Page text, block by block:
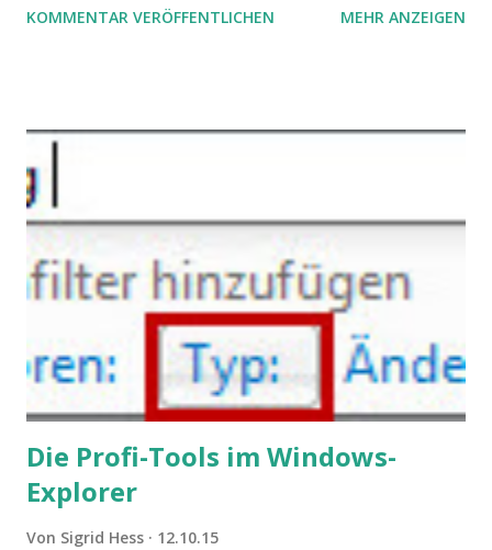
gleich. Im Arbeitskontext kann es zu nicht verstandenen
Angstzuständen ihrer Mitglieder. Dafür könnte es Gründe
geben, die weitgehend noch im Dunkeln zu liegen scheinen.
KOMMENTAR VERÖFFENTLICHEN MEHR ANZEIGEN
Die Profi-Tools im Windows-
Explorer
Von Sigrid Hess 12.10.15